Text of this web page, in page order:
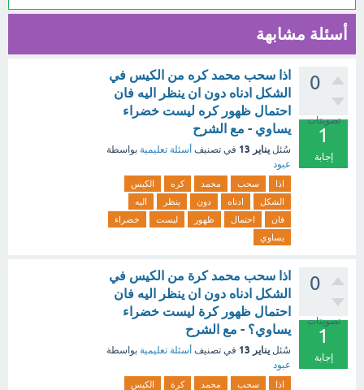
أسئلة مشابهة
0
تصويتات
1
إجابة
اذا سحب محمد كره من الكيس في
الشكل ادناه دون ان ينظر اليه فان
احتمال ظهور كره ليست خضراء
يساوي - مع الشرح
سُئل يناير 13 في تصنيف أسئلة تعليمية بواسطة
عبود
اذا سحب محمد كره
الكيس
الشكل
ادناه دون ينظر
اليه
فان
احتمال ظهور ليست
خضراء
يساوي
0
تصويتات
1
إجابة
اذا سحب محمد كرة من الكيس في
الشكل ادناه دون ان ينظر اليه فان
احتمال ظهور كرة ليست خضراء
يساوي؟ - مع الشرح
سُئل يناير 13 في تصنيف أسئلة تعليمية بواسطة
عبود
اذا سحب محمد كرة
الكيس